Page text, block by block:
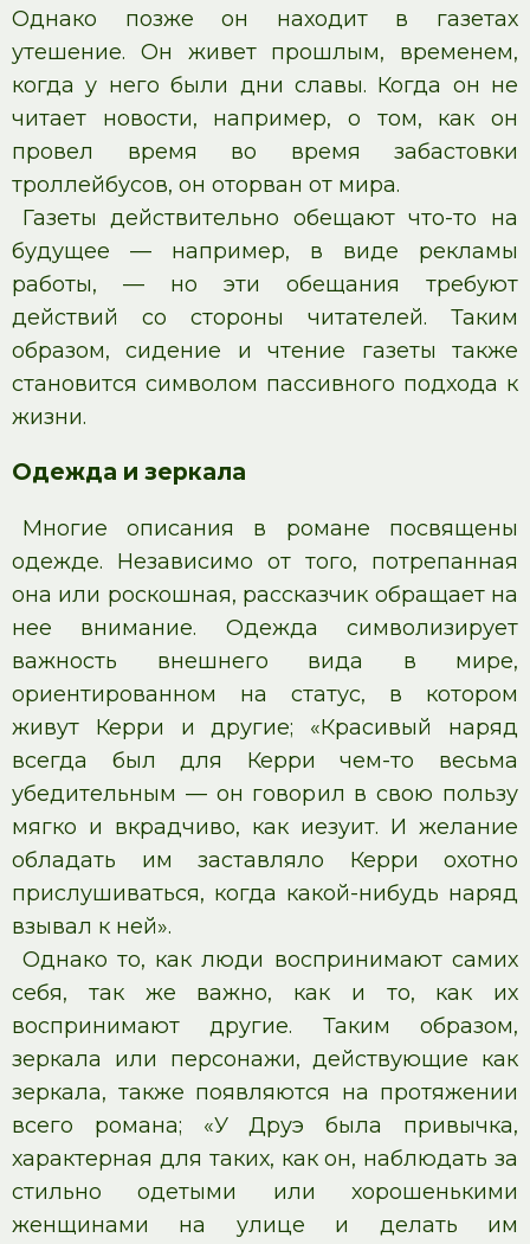
Однако позже он находит в газетах
утешение. Он живет прошлым, временем,
когда у него были дни славы. Когда он не
читает новости, например, о том, как он
провел время во время забастовки
троллейбусов, он оторван от мира.
Газеты действительно обещают что-то на
будущее — например, в виде рекламы
работы, — но эти обещания требуют
действий со стороны читателей. Таким
образом, сидение и чтение газеты также
становится символом пассивного подхода к
жизни.
Одежда и зеркала
Многие описания в романе посвящены
одежде. Независимо от того, потрепанная
она или роскошная, рассказчик обращает на
нее внимание. Одежда символизирует
важность внешнего вида в мире,
ориентированном на статус, в котором
живут Керри и другие; «Красивый наряд
всегда был для Керри чем-то весьма
убедительным — он говорил в свою пользу
мягко и вкрадчиво, как иезуит. И желание
обладать им заставляло Керри охотно
прислушиваться, когда какой-нибудь наряд
взывал к ней».
Однако то, как люди воспринимают самих
себя, так же важно, как и то, как их
воспринимают другие. Таким образом,
зеркала или персонажи, действующие как
зеркала, также появляются на протяжении
всего романа; «У Друэ была привычка,
характерная для таких, как он, наблюдать за
стильно одетыми или хорошенькими
женщинами на улице и делать им